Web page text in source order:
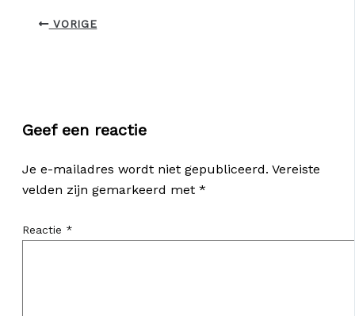
VORIGE
Geef een reactie
Je e-mailadres wordt niet gepubliceerd. Vereiste
velden zijn gemarkeerd met *
Reactie *